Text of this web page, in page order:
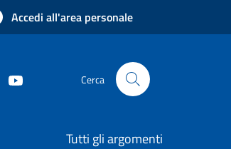
Accedi all'area personale
Cerca
Tutti gli argomenti